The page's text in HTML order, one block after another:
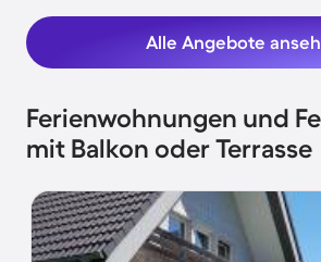
Alle Angebote
Ferienwohnungen und
mit Balkon oder Terrasse